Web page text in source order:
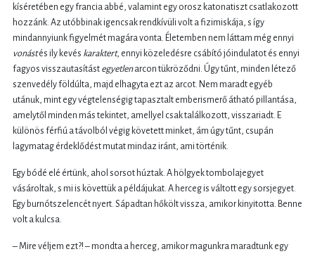
kíséretében egy francia abbé, valamint egy orosz katonatiszt csatlakozott
hozzánk. Az utóbbinak igencsak rendkívüli volt a fizimiskája, s így
mindannyiunk figyelmét magára vonta. Életemben nem láttam még ennyi
vonástés ily kevés karaktert, ennyi közeledésre csábító jóindulatot és ennyi
fagyos visszautasítást egyetlenarcon tükröződni. Úgy tűnt, minden létező
szenvedély földúlta, majd elhagyta ezt az arcot. Nem maradt egyéb
utánuk, mint egy végtelenségig tapasztalt emberismerő átható pillantása,
amelytől minden más tekintet, amellyel csak találkozott, visszariadt. E
különös férfiú a távolból végig követett minket, ám úgy tűnt, csupán
lagymatag érdeklődést mutat mindaz iránt, ami történik.
Egy bódé elé értünk, ahol sorsot húztak. A hölgyek tombolajegyet
vásároltak, s mi is követtük a példájukat. A herceg is váltott egy sorsjegyet.
Egy burnótszelencét nyert. Sápadtan hőkölt vissza, amikor kinyitotta. Benne
volt a kulcsa.
– Mire véljem ezt?! – mondta a herceg, amikor magunkra maradtunk egy